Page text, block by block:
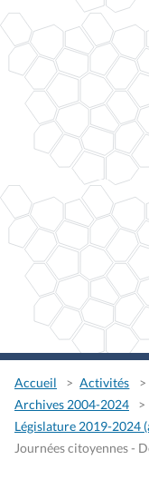
Accueil Activités
Archives 2004-2024
Législature 2019-2024
Journées citoyennes -